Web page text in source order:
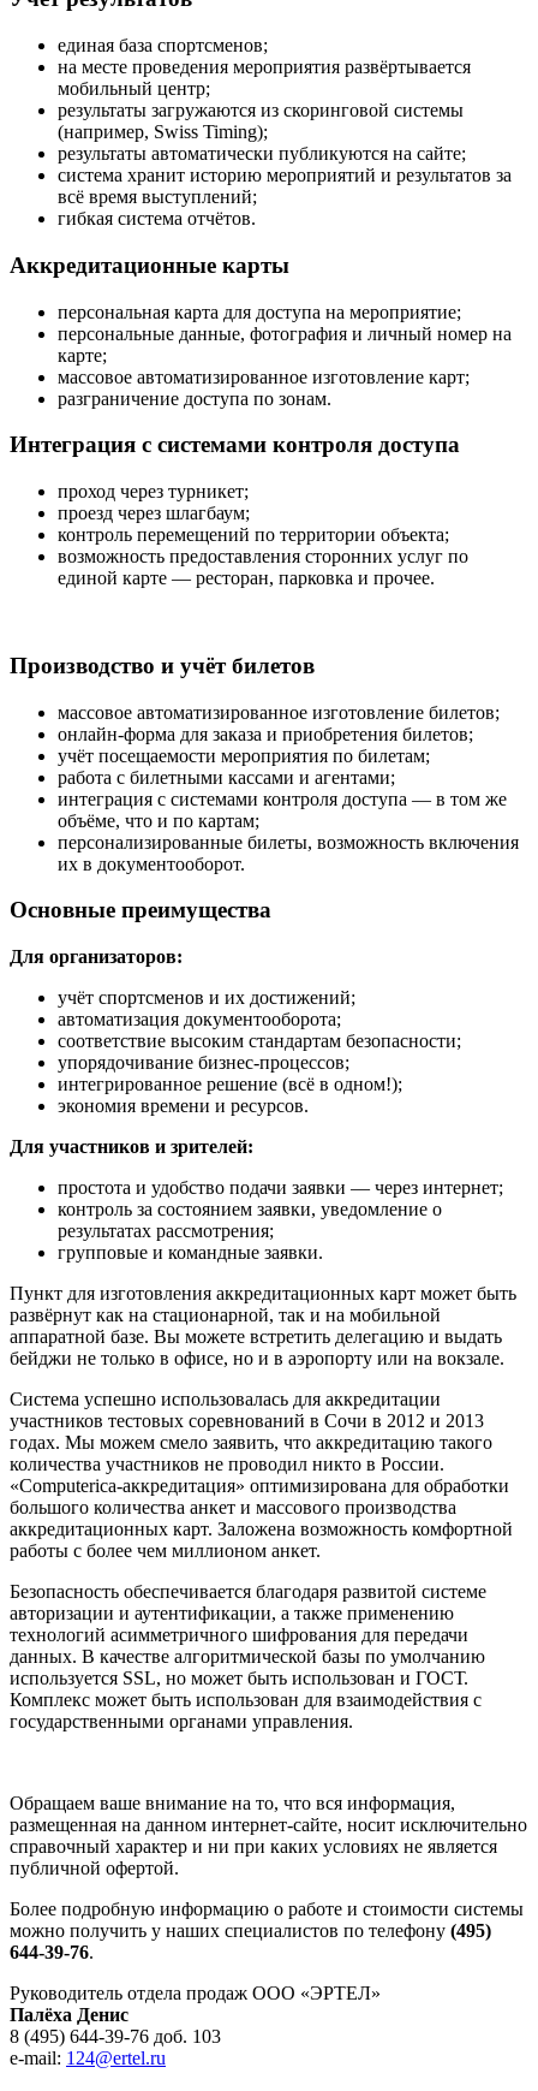
единая база спортсменов;
на месте проведения мероприятия развёртывается
мобильный центр;
результаты загружаются из скоринговой системы
(например, Swiss Timing);
результаты автоматически публикуются на сайте;
система хранит историю мероприятий и результатов за
всё время выступлений;
гибкая система отчётов.
Аккредитационные карты
персональная карта для доступа на мероприятие;
персональные данные, фотография и личный номер на
карте;
массовое автоматизированное изготовление карт;
разграничение доступа по зонам.
Интеграция с системами контроля доступа
проход через турникет;
проезд через шлагбаум;
контроль перемещений по территории объекта;
возможность предоставления сторонних услуг по
единой карте — ресторан, парковка и прочее.
Производство и учёт билетов
массовое автоматизированное изготовление билетов;
онлайн-форма для заказа и приобретения билетов;
учёт посещаемости мероприятия по билетам;
работа с билетными кассами и агентами;
интеграция с системами контроля доступа — в том же
объёме, что и по картам;
персонализированные билеты, возможность включения
их в документооборот.
Основные преимущества
Для организаторов:
учёт спортсменов и их достижений;
автоматизация документооборота;
соответствие высоким стандартам безопасности;
упорядочивание бизнес-процессов;
интегрированное решение (всё в одном!);
экономия времени и ресурсов.
Для участников и зрителей:
простота и удобство подачи заявки — через интернет;
контроль за состоянием заявки, уведомление о
результатах рассмотрения;
групповые и командные заявки.
Пункт для изготовления аккредитационных карт может быть
развёрнут как на стационарной, так и на мобильной
аппаратной базе. Вы можете встретить делегацию и выдать
бейджи не только в офисе, но и в аэропорту или на вокзале.
Система успешно использовалась для аккредитации
участников тестовых соревнований в Сочи в 2012 и 2013
годах. Мы можем смело заявить, что аккредитацию такого
количества участников не проводил никто в России.
«Computerica-аккредитация» оптимизирована для обработки
большого количества анкет и массового производства
аккредитационных карт. Заложена возможность комфортной
работы с более чем миллионом анкет.
Безопасность обеспечивается благодаря развитой системе
авторизации и аутентификации, а также применению
технологий асимметричного шифрования для передачи
данных. В качестве алгоритмической базы по умолчанию
используется SSL, но может быть использован и ГОСТ.
Комплекс может быть использован для взаимодействия с
государственными органами управления.
Обращаем ваше внимание на то, что вся информация,
размещенная на данном интернет-сайте, носит исключительно
справочный характер и ни при каких условиях не является
публичной офертой.
Более подробную информацию о работе и стоимости системы
можно получить у наших специалистов по телефону (495)
644-39-76.
Руководитель отдела продаж ООО «ЭРТЕЛ»
Палёха Денис
8 (495) 644-39-76 доб. 103
e-mail: 124@ertel.ru